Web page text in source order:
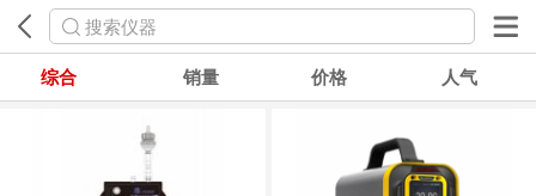
搜索仪器
综合 销量 价格 人气